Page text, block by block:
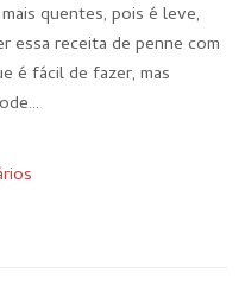
quentes, pois é leve,
essa receita de penne com
é fácil de fazer, mas